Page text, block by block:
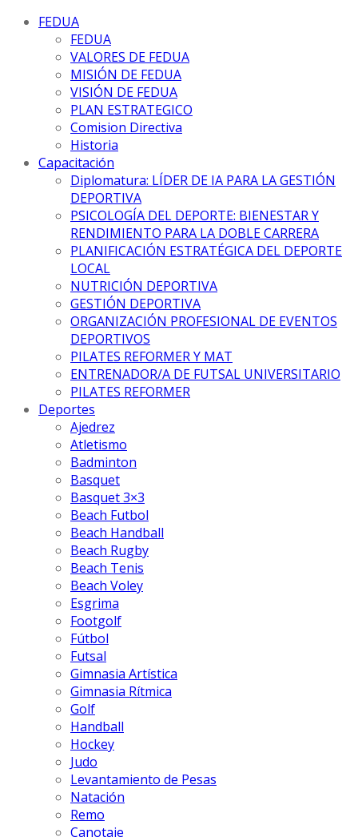
FEDUA
FEDUA
VALORES DE FEDUA
MISIÓN DE FEDUA
VISIÓN DE FEDUA
PLAN ESTRATEGICO
Comision Directiva
Historia
Capacitación
Diplomatura: LÍDER DE IA PARA LA GESTIÓN
DEPORTIVA
PSICOLOGÍA DEL DEPORTE: BIENESTAR Y
RENDIMIENTO PARA LA DOBLE CARRERA
PLANIFICACIÓN ESTRATÉGICA DEL DEPORTE
LOCAL
NUTRICIÓN DEPORTIVA
GESTIÓN DEPORTIVA
ORGANIZACIÓN PROFESIONAL DE EVENTOS
DEPORTIVOS
PILATES REFORMER Y MAT
ENTRENADOR/A DE FUTSAL UNIVERSITARIO
PILATES REFORMER
Deportes
Ajedrez
Atletismo
Badminton
Basquet
Basquet 3×3
Beach Futbol
Beach Handball
Beach Rugby
Beach Tenis
Beach Voley
Esgrima
Footgolf
Fútbol
Futsal
Gimnasia Artística
Gimnasia Rítmica
Golf
Handball
Hockey
Judo
Levantamiento de Pesas
Natación
Remo
Canotaje